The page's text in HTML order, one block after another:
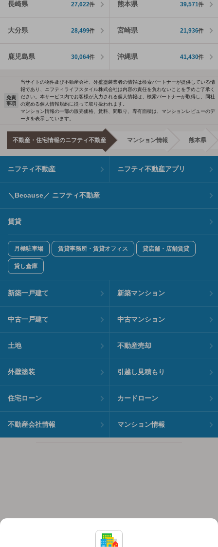
長崎県 27,622件 熊本県 39,571件
大分県 28,499件 宮崎県 21,936件
鹿児島県 30,064件 沖縄県 41,430件
免責
事項
当サイトの物件及び不動産会社、外壁塗装業者の情報は検索パートナーが提供している情
報であり、ニフティライフスタイル株式会社は内容の責任を負わないことを予めご了承く
ださい。本サービス内でお客様が入力される個人情報は、検索パートナーが取得し、同社
の定める個人情報規約に従って取り扱われます。
マンション情報の一部の販売価格、賃料、間取り、専有面積は、マンションレビューのデ
ータを表示しています。
不動産・住宅情報のニフティ不動産 マンション情報 熊本県
ニフティ不動産 ニフティ不動産アプリ
＼Because／ ニフティ不動産
賃貸
月極駐車場 賃貸事務所・賃貸オフィス 貸店舗・店舗賃貸
貸し倉庫
新築一戸建て 新築マンション
中古一戸建て 中古マンション
土地 不動産売却
外壁塗装 引越し見積もり
住宅ローン カードローン
不動産会社情報 マンション情報